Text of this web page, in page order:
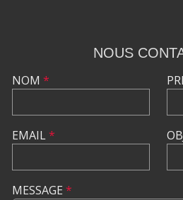
NOUS
NOM *
EMAIL*
MESSAGE *